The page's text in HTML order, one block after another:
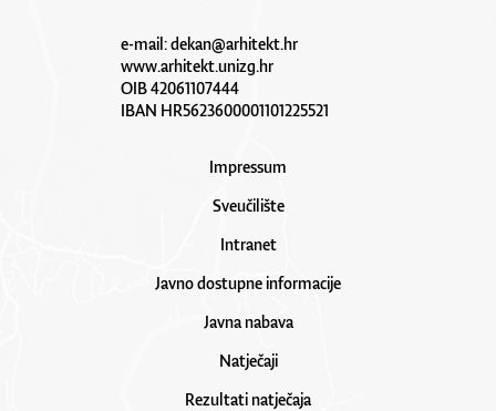
e-mail:dekan@arhitekt.hr
www.arhitekt.unizg.hr
OIB 42061107444
IBAN HR5623600001101225521
Impressum
Sveučilište
Intranet
Javno dostupne informacije
Javna nabava
Natječaji
Rezultati natječaja